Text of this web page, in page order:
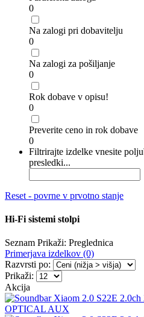
0
Na zalogi pri dobavitelju
0
Na zalogi za pošiljanje
0
Rok dobave v opisu!
0
Preverite ceno in rok dobave
0
Filtrirajte izdelke vnesite
presledki...
Reset - povrne v prvotno stanje
Hi-Fi sistemi stolpi
Seznam Prikaži: Preglednica
Primerjava izdelkov (0)
Razvrsti po:
Prikaži:
Akcija